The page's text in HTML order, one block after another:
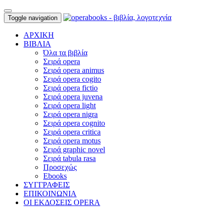
Toggle navigation
ΑΡΧΙΚΗ
ΒΙΒΛΙΑ
Όλα τα βιβλία
Σειρά opera
Σειρά opera animus
Σειρά opera cogito
Σειρά opera fictio
Σειρά opera juvena
Σειρά opera light
Σειρά opera nigra
Σειρά opera cognito
Σειρά opera critica
Σειρά opera motus
Σειρά graphic novel
Σειρά tabula rasa
Προσεχώς
Ebooks
ΣΥΓΓΡΑΦΕΙΣ
ΕΠΙΚΟΙΝΩΝΙΑ
ΟΙ ΕΚΔΟΣΕΙΣ OPERA